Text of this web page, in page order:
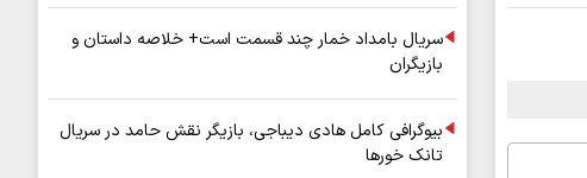
سریال بامداد خمار چند قسمت است+ خلاصه داستان و
بازیگران
بیوگرافی کامل هادی دیباجی، بازیگر نقش حامد در سریال
تانک خورها